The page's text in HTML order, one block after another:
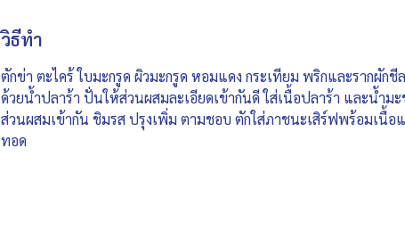
วิธีทำ
ตักข่า ตะไคร้ ใบมะกรูด ผิวมะกรูด หอมแดง กระเทียม พริกและรากผักชี
ด้วยน้ำปลาร้า ปั่นให้ส่วนผสมละเอียดเข้ากันดี ใส่เนื้อปลาร้า และน้ำม
ส่วนผสมเข้ากัน ชิมรส ปรุงเพิ่ม ตามชอบ ตักใส่ภาชนะเสิร์ฟพร้อมเนื้
ทอด